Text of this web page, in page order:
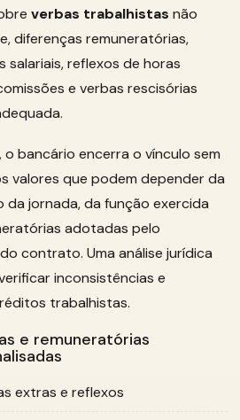
verbas trabalhistas não
diferenças remuneratórias,
salariais, reflexos de horas
e verbas rescisórias
o bancário encerra o vínculo sem
valores que podem depender da
jornada, da função exercida
adotadas pelo
contrato. Uma análise jurídica
inconsistências e
trabalhistas.
e remuneratórias
extras e reflexos